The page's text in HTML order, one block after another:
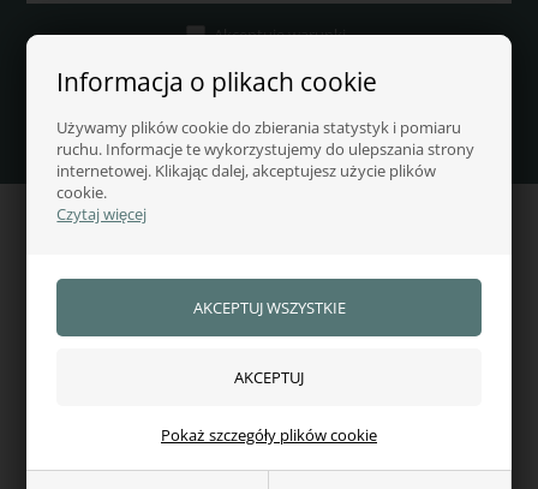
Informacja o plikach cookie
Używamy plików cookie do zbierania statystyk i pomiaru
ruchu. Informacje te wykorzystujemy do ulepszania strony
internetowej. Klikając dalej, akceptujesz użycie plików
cookie.
Czytaj więcej
Pokaż szczegóły plików cookie
Akceptuję warunki
obsluga@abjezdziecki.pl